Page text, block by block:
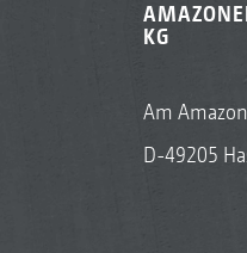
KG
Am
D-49205